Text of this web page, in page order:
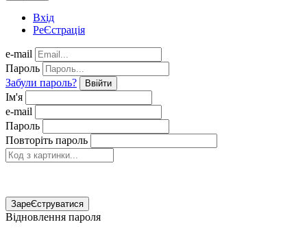
Вхід
РеЄстрація
e-mail
Пароль
Забули пароль?
Ввійти
Ім'я
e-mail
Пароль
Повторіть пароль
ЗареЄструватися
Відновлення пароля